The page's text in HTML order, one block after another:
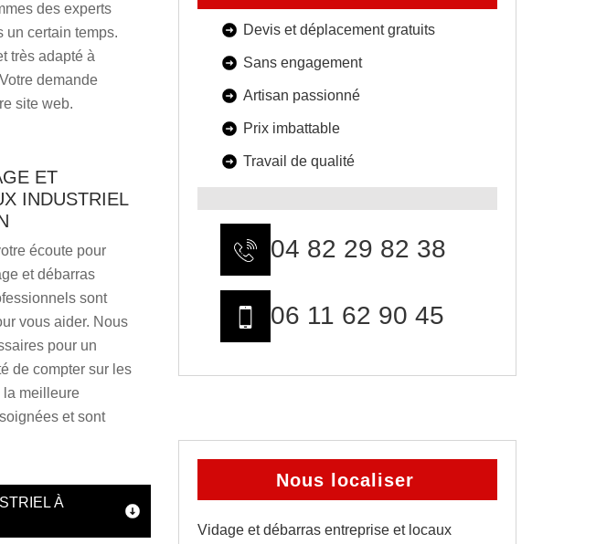
des experts
un certain temps.
très adapté à
demande
site web.
ET
INDUSTRIEL
écoute pour
et débarras
sont
vous aider. Nous
pour un
de compter sur les
la meilleure
et sont
À
Devis et déplacement gratuits
Sans engagement
Artisan passionné
Prix imbattable
Travail de qualité
04 82 29 82 38
06 11 62 90 45
Nous localiser
Vidage et débarras entreprise et locaux